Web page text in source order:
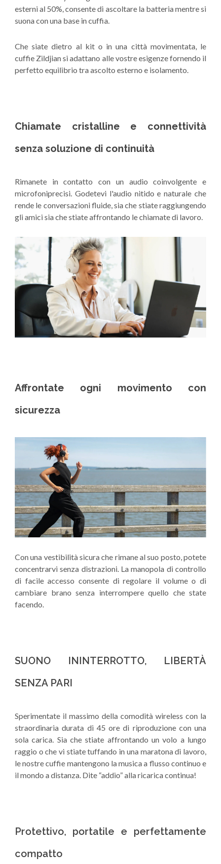
esterni al 50%, consente di ascoltare la batteria mentre si
suona con una base in cuffia.
Che siate dietro al kit o in una città movimentata, le
cuffie Zildjian si adattano alle vostre esigenze fornendo il
perfetto equilibrio tra ascolto esterno e isolamento.
Chiamate cristalline e connettività
senza soluzione di continuità
Rimanete in contatto con un audio coinvolgente e
microfoniprecisi. Godetevi l'audio nitido e naturale che
rende le conversazioni fluide, sia che stiate raggiungendo
gli amici sia che stiate affrontando le chiamate di lavoro.
Affrontate ogni movimento con
sicurezza
Con una vestibilità sicura che rimane al suo posto, potete
concentrarvi senza distrazioni. La manopola di controllo
di facile accesso consente di regolare il volume o di
cambiare brano senza interrompere quello che state
facendo.
SUONO ININTERROTTO, LIBERTÀ
SENZA PARI
Sperimentate il massimo della comodità wireless con la
straordinaria durata di 45 ore di riproduzione con una
sola carica. Sia che stiate affrontando un volo a lungo
raggio o che vi stiate tuffando in una maratona di lavoro,
le nostre cuffie mantengono la musica a flusso continuo e
il mondo a distanza. Dite “addio” alla ricarica continua!
Protettivo, portatile e perfettamente
compatto